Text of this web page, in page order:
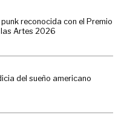
reconocida con el Premio
Artes 2026
del sueño americano